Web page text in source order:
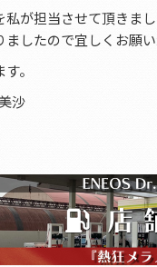
が担当させて頂きま
したので宜しくお願い
。
沙